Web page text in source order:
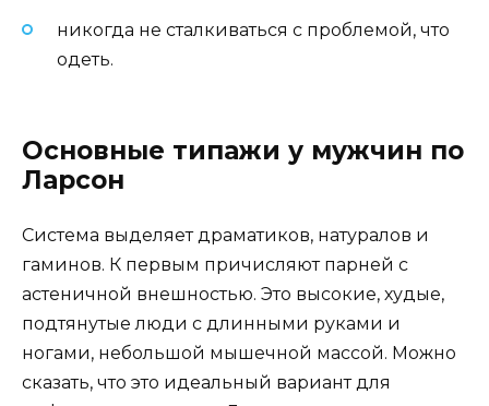
никогда не сталкиваться с проблемой, что
одеть.
Основные типажи у мужчин по
Ларсон
Система выделяет драматиков, натуралов и
гаминов. К первым причисляют парней с
астеничной внешностью. Это высокие, худые,
подтянутые люди с длинными руками и
ногами, небольшой мышечной массой. Можно
сказать, что это идеальный вариант для